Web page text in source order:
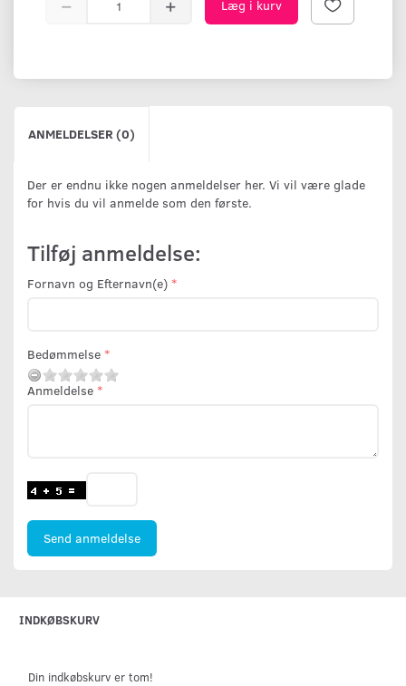
Læg i kurv
ANMELDELSER (0)
Der er endnu ikke nogen anmeldelser her. Vi vil være glade
for hvis du vil anmelde som den første.
Tilføj anmeldelse:
Fornavn og Efternavn(e)
Bedømmelse
Anmeldelse
Send anmeldelse
INDKØBSKURV
Din indkøbskurv er tom!